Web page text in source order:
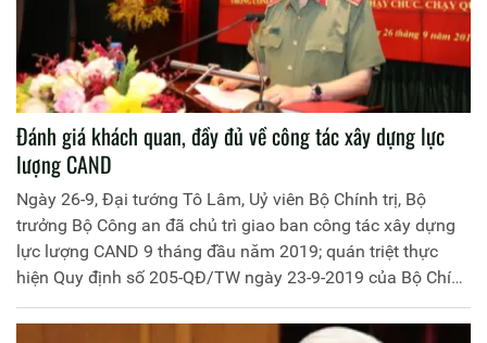
Đánh giá khách quan, đầy đủ về công tác xây dựng lực
lượng CAND
Ngày 26-9, Đại tướng Tô Lâm, Uỷ viên Bộ Chính trị, Bộ
trưởng Bộ Công an đã chủ trì giao ban công tác xây dựng
lực lượng CAND 9 tháng đầu năm 2019; quán triệt thực
hiện Quy định số 205-QĐ/TW ngày 23-9-2019 của Bộ Chính
trị về kiểm soát quyền lực trong công tác cán bộ và chống
chạy chức, chạy quyền.